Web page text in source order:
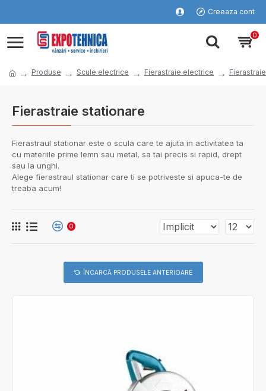
Creeaza cont
0
Produse Scule electrice Fierastraie electrice
Fierastraie stationare
Fierastraul stationar este o scula care te ajuta in activitatea ta
cu materiile prime lemn sau metal, sa tai precis si rapid, drept
sau la unghi.
Alege fierastraul stationar care ti se potriveste si apuca-te de
treaba acum!
0
ÎNCARCĂ PRODUSELE ANTERIOARE